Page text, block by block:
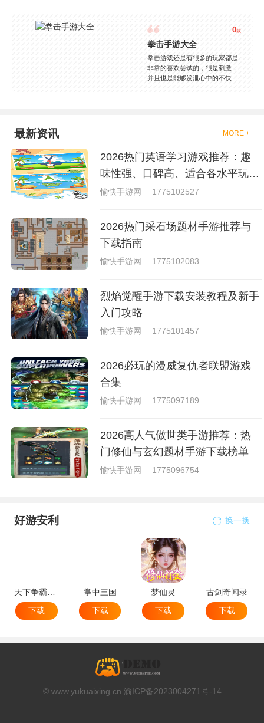
0款
拳击手游大全
拳击游戏还是有很多的玩家都是
非常的喜欢尝试的，很是刺激，
并且也是能够发泄心中的不快
够去进行体验的，我们也是能够
就是收集了一些有意思的拳击游
戏，相信你们一定会喜欢的。
最新资讯 MORE +
2026热门英语学习游戏推荐：趣
味性强、口碑高、适合各水平玩家
的英语游戏合集
愉快手游网 1775102527
2026热门采石场题材手游推荐与
下载指南
愉快手游网 1775102083
烈焰觉醒手游下载安装教程及新手
入门攻略
愉快手游网 1775101457
2026必玩的漫威复仇者联盟游戏
合集
愉快手游网 1775097189
2026高人气傲世类手游推荐：热
门修仙与玄幻题材手游下载榜单
愉快手游网 1775096754
好游安利 换一换
天下争霸三国志
下载
掌中三国
下载
梦仙灵
下载
古剑奇闻录
下载
© www.yukuaixing.cn 渝ICP备2023004271号-14